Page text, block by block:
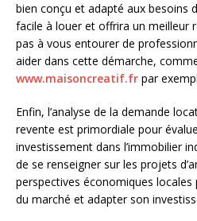
bien conçu et adapté aux besoins
facile à louer et offrira un meilleur
pas à vous entourer de
aider dans cette démarche,
www.maisoncreatif.fr par
Enfin, l’analyse de la demande
revente est primordiale pour
investissement dans l’immobilier
de se renseigner sur les projets
perspectives économiques
du marché et adapter son